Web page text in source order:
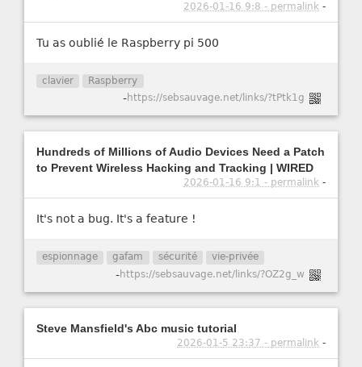
2026-01-16 9:8 - permalink -
Tu as oublié le Raspberry pi 500
clavier Raspberry
-https://sebsauvage.net/links/?tPtk1g
Hundreds of Millions of Audio Devices Need a Patch
to Prevent Wireless Hacking and Tracking | WIRED
2026-01-16 9:1 - permalink -
It's not a bug. It's a feature !
espionnage gafam sécurité vie-privée
-https://sebsauvage.net/links/?OZ2g_w
Steve Mansfield's Abc music tutorial
2026-01-5 23:37 - permalink -